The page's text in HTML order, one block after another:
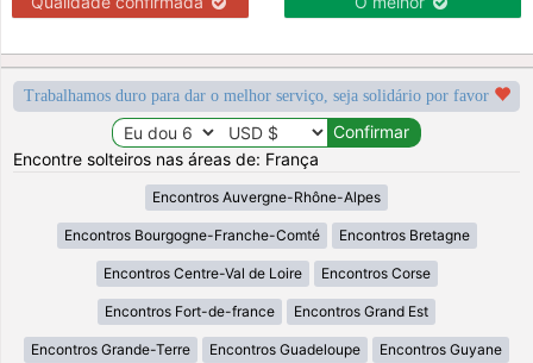
Trabalhamos duro para dar o melhor serviço, seja solidário por favor
Encontre solteiros nas áreas de: França
Encontros Auvergne-Rhône-Alpes
Encontros Bourgogne-Franche-Comté Encontros Bretagne
Encontros Centre-Val de Loire Encontros Corse
Encontros Fort-de-france Encontros Grand Est
Encontros Grande-Terre Encontros Guadeloupe Encontros Guyane